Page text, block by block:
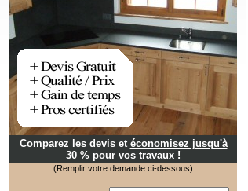
Comparez les devis et économisez jusqu'à
30 % pour vos travaux !
(Remplir votre demande ci-dessous)